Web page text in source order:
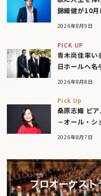
錦織健が10
2026年8月9日
PICK UP
青木尚佳率い
日ホールへ――
2026年8月8日
Pick Up
桑原志織 ピ
－オール・シ
2026年8月7日